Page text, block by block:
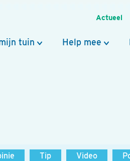
Actueel
tuin Help mee
Tip Video